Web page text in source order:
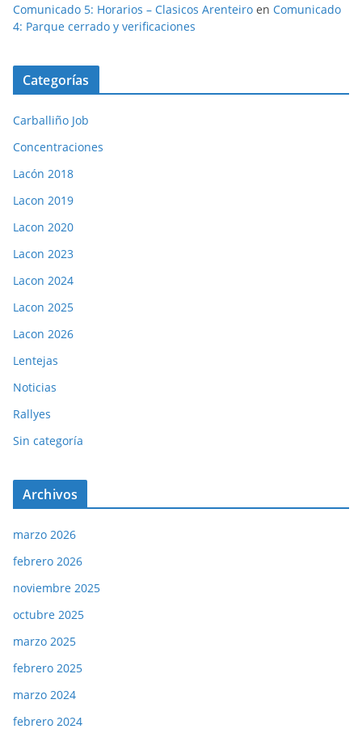
Comunicado 5: Horarios – Clasicos Arenteiro en Comunicado
4: Parque cerrado y verificaciones
Categorías
Carballiño Job
Concentraciones
Lacón 2018
Lacon 2019
Lacon 2020
Lacon 2023
Lacon 2024
Lacon 2025
Lacon 2026
Lentejas
Noticias
Rallyes
Sin categoría
Archivos
marzo 2026
febrero 2026
noviembre 2025
octubre 2025
marzo 2025
febrero 2025
marzo 2024
febrero 2024